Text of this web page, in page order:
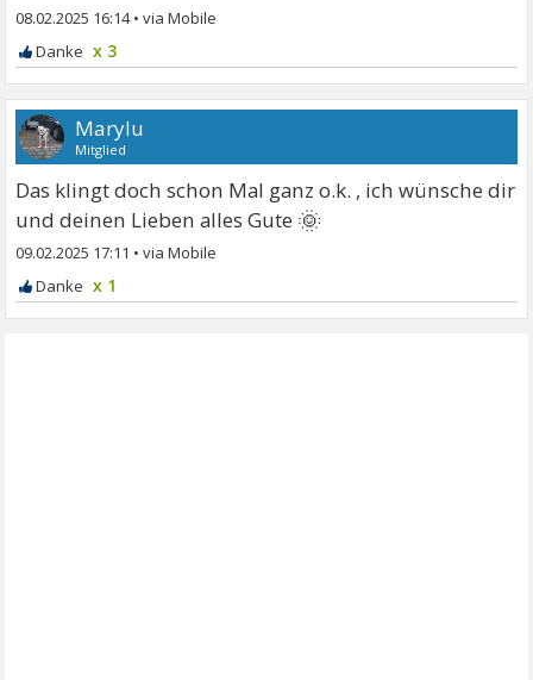
08.02.2025 16:14•
x 3
Marylu
Mitglied
Das klingt doch schon Mal ganz o.k. , ich wünsche dir
und deinen Lieben alles Gute 🌞
09.02.2025 17:11 •
x 1